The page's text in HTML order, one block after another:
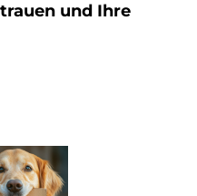
und Ihre